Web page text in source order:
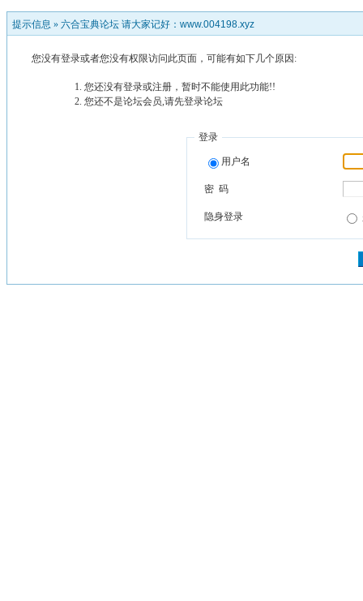
提示信息 » 六合宝典论坛 请大家记好：www.004198.xyz
您没有登录或者您没有权限访问此页面，可能有如下几个原因:
您还没有登录或注册，暂时不能使用此功能!!
您还不是论坛会员,请先登录论坛
登录
用户名
密 码
隐身登录